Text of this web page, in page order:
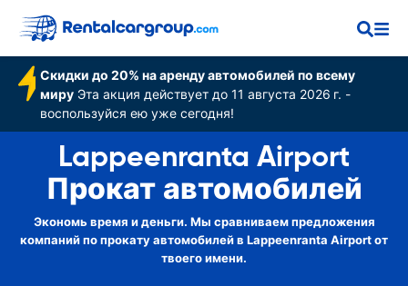
Скидки до 20% на аренду автомобилей по всему
мируЭта акция действует до 11 августа 2026 г. -
воспользуйся ею уже сегодня!
Lappeenranta Airport
Прокат автомобилей
Экономь время и деньги. Мы сравниваем предложения
компаний по прокату автомобилей в Lappeenranta Airport от
твоего имени.